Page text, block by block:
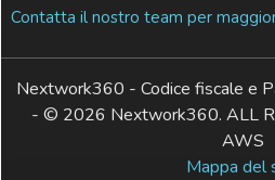
Contatta il nostro team per
Nextwork360 - Codice fiscale e
- © 2026 Nextwork360. ALL
AWS
Mappa del